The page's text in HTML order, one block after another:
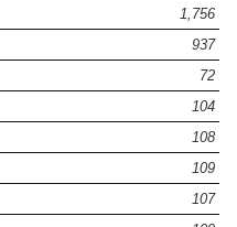
1,756
937
72
104
108
109
107